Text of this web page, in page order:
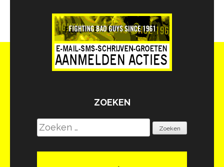
ZOEKEN
Zoeken
naar: